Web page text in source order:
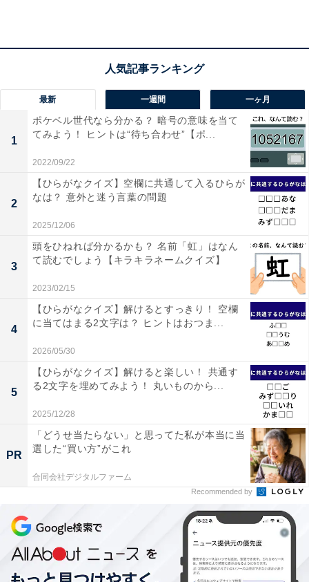
最新 一週間 一ヶ月
1
ポケベル世代なら分かる？ 暗号の意味を当て
てみよう！ ヒントは“待ち合わせ”【ポ...
2022/09/22
2
【ひらがなクイズ】空欄に共通して入るひらが
なは？ 意外と迷う言葉の問題
2025/12/06
3
頭をひねれば分かるかも？ 名前「虹」はなん
て読むでしょう【キラキラネームクイズ】
2023/02/15
4
【ひらがなクイズ】解けるとすっきり！ 空欄
に当てはまる2文字は？ ヒントはおつま...
2026/05/30
5
【ひらがなクイズ】解けると楽しい！ 共通す
る2文字を埋めてみよう！ 丸いものから...
2025/12/28
PR
「どうせ当たらない」と思ってた私が本当に当
選した“買い方”がこれ
合同会社デジタルファーム
Recommended by